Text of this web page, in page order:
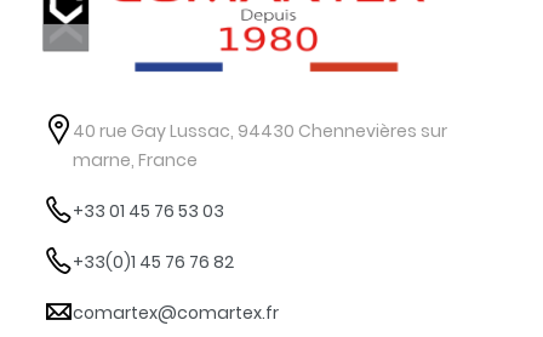
40 rue Gay Lussac, 94430 Chennevières sur
marne, France
+33 01 45 76 53 03
+33(0)1 45 76 76 82
comartex@comartex.fr